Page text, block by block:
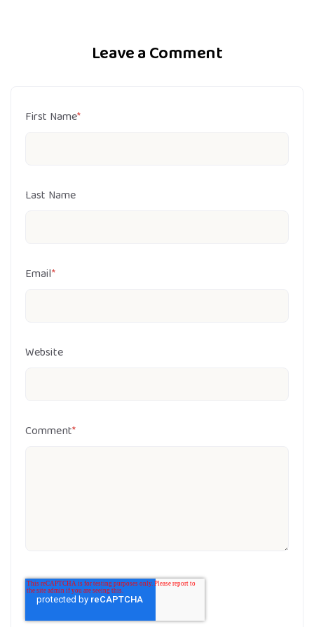
Leave a Comment
First Name*
Last Name
Email*
Website
Comment*